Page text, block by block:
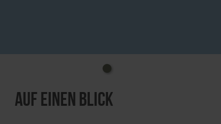
Auf einen Blick